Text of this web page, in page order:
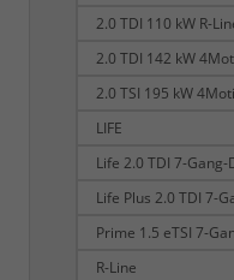
2.0 TDI 110 kW R-
2.0 TDI 142 kW
2.0 TSI 195 kW
LIFE
Life 2.0 TDI 7-Gang-
Life Plus 2.0 TDI 7-
Prime 1.5 eTSI 7-
R-Line